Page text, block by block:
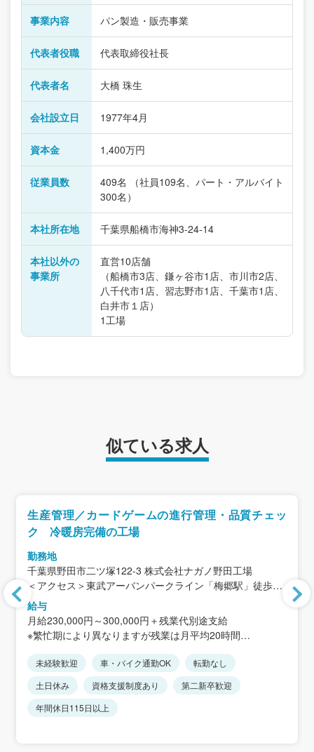
事業内容 パン製造・販売事業
代表者役職 代表取締役社長
代表者名 大橋 珠生
会社設立日 1977年4月
資本金 1,400万円
従業員数
409名 （社員109名、パート・アルバイト
300名）
本社所在地 千葉県船橋市海神3-24-14
本社以外の
事業所
直営10店舗
（船橋市3店、鎌ヶ谷市1店、市川市2店、
八千代市1店、習志野市1店、千葉市1店、
白井市１店）
1工場
似ている求人
生産管理／カードゲームの進行管理・品質チェッ
ク 冷暖房完備の工場
勤務地
千葉県野田市二ツ塚122-3 株式会社ナガノ野田工場
＜アクセス＞東武アーバンパークライン「梅郷駅」徒歩18
分／車で3分
(梅郷駅は柏駅から電車で17分)
※車通勤OK（駐車場完備・交通費はガソリン代として支
給）
※転勤は一切ありません
給与
月給230,000円～300,000円＋残業代別途支給
※繁忙期により異なりますが残業は月平均20時間
＜年収例＞330～450万円
未経験歓迎 車・バイク通勤OK
転勤なし
土日休み
資格支援制度あり
第二新卒歓迎
年間休日115日以上